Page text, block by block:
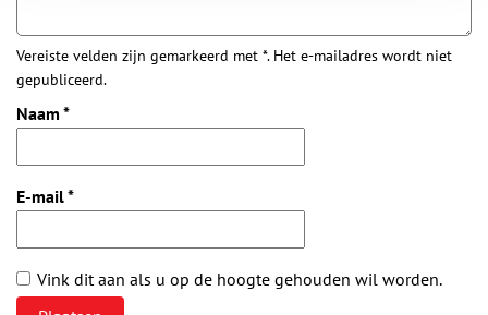
Vereiste velden zijn gemarkeerd met *. Het e-mailadres wordt niet
gepubliceerd.
Naam *
E-mail*
Vink dit aan als u op de hoogte gehouden wil worden.